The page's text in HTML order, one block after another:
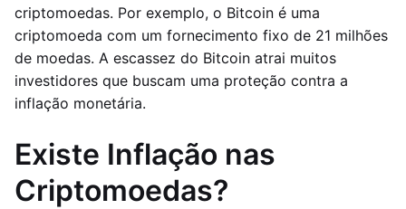
criptomoedas. Por exemplo, o Bitcoin é uma
criptomoeda com um fornecimento fixo de 21 milhões
de moedas. A escassez do Bitcoin atrai muitos
investidores que buscam uma proteção contra a
inflação monetária.
Existe Inflação nas
Criptomoedas?